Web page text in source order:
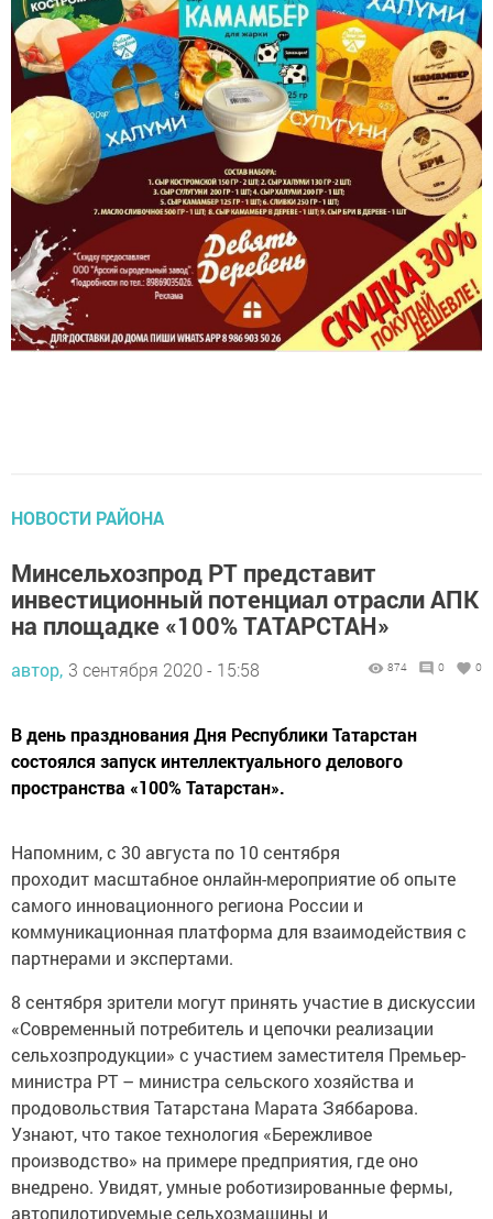
НОВОСТИ РАЙОНА
Минсельхозпрод РТ представит
инвестиционный потенциал отрасли АПК
на площадке «100% ТАТАРСТАН»
автор, 3 сентября 2020 - 15:58
В день празднования Дня Республики Татарстан
состоялся запуск интеллектуального делового
пространства «100% Татарстан».
Напомним, с 30 августа по 10 сентября
проходит масштабное онлайн-мероприятие об опыте
самого инновационного региона России и
коммуникационная платформа для взаимодействия с
партнерами и экспертами.
8 сентября зрители могут принять участие в дискуссии
«Современный потребитель и цепочки реализации
сельхозпродукции» с участием заместителя Премьер-
министра РТ – министра сельского хозяйства и
продовольствия Татарстана Марата Зяббарова.
Узнают, что такое технология «Бережливое
производство» на примере предприятия, где оно
внедрено. Увидят, умные роботизированные фермы,
автопилотируемые сельхозмашины и